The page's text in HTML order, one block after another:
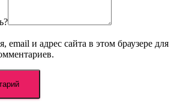
email и адрес сайта в этом браузере для